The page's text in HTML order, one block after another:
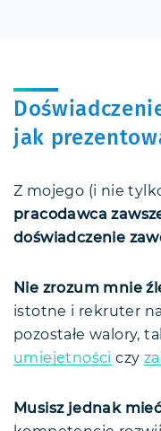
jak
Z mojego (i nie
pracodawca
doświadczenie
Nie zrozum mnie
istotne i rekruter
pozostałe walory,
umiejętności czy
Musisz jednak